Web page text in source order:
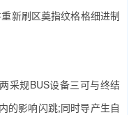
新刷区奠指纹格格细进制
规BUS设备三可与终结
的影响闪跳;同时导产生自